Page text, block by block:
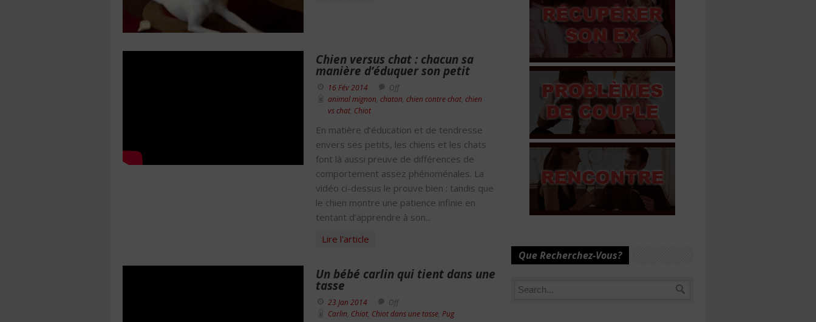
Chien versus chat : chacun sa
manière d’éduquer son petit
16 Fév 2014
Off
animal mignon chaton chien contre chat, chien
vs chat, Chiot
En matière d’éducation et de tendresse
envers ses petits, les chiens et les chats
font là aussi preuve de différences de
comportement assez phénoménales. La
vidéo ci-dessus le prouve bien : tandis que
le chien montre une patience infinie en
tentant d’apprendre à son...
Lire l'article
Un bébé carlin qui tient dans une
tasse
23 Jan 2014
Off
Carlin Chiot, Chiot dans une tasse, Pug
Que Recherchez-Vous?